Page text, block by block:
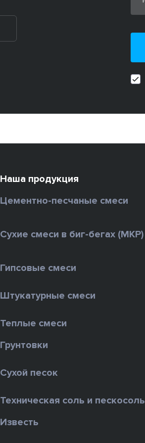
Наша продукция
Цементно-песчаные смеси
Сухие смеси в биг-бегах (МКР)
Гипсовые смеси
Штукатурные смеси
Теплые смеси
Грунтовки
Сухой песок
Техническая соль и пескосоль
Известь